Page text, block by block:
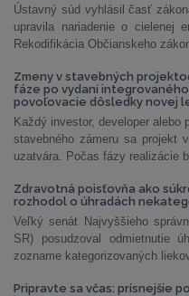
Ústavný súd vyhlásil časť
upravila nariadenie o cielenej
Rekodifikácia Občianskeho
Zmeny v stavebných
fáze po vydaní
povoľovacie dôsledky novej
Každý investor, developer
stavebného zámeru sa projekt
uzatvára. Počas fázy realizácie
Zdravotná poisťovňa ako
rozhodol o úhradách
Veľký senát Najvyššieho
SR) posudzoval odmietnutie
zozname kategorizovaných
Pripravte sa včas: prísnejšie